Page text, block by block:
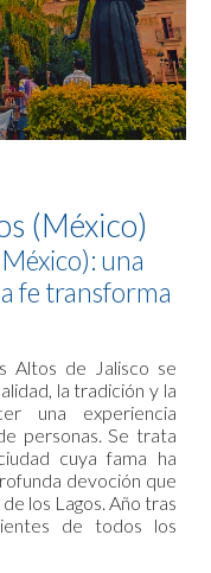
(México)
una
fe transforma
Altos de Jalisco se
la tradición y la
una experiencia
personas. Se trata
cuya fama ha
devoción que
los Lagos. Año tras
de todos los